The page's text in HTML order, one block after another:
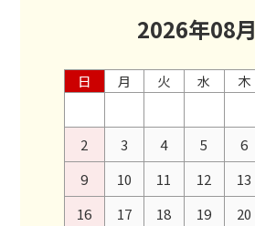
2026年08月
日 月 火 水 木
2
3 4 5 6
9
10 11 12 13
16
17 18 19 20